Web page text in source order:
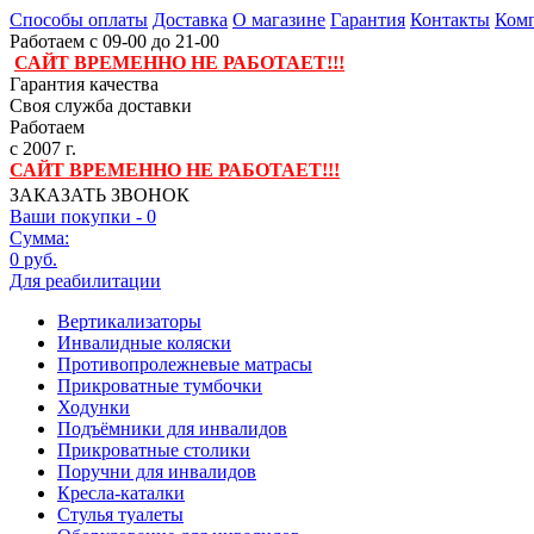
Способы оплаты Доставка О магазине Гарантия Контакты
Работаем с 09-00 до 21-00
САЙТ ВРЕМЕННО НЕ РАБОТАЕТ!!!
Гарантия качества
Своя служба доставки
Работаем
с 2007 г.
САЙТ ВРЕМЕННО НЕ РАБОТАЕТ!!!
ЗАКАЗАТЬ ЗВОНОК
Ваши покупки - 0
Сумма:
0 руб.
Для реабилитации
Вертикализаторы
Инвалидные коляски
Противопролежневые матрасы
Прикроватные тумбочки
Ходунки
Подъёмники для инвалидов
Прикроватные столики
Поручни для инвалидов
Кресла-каталки
Стулья туалеты